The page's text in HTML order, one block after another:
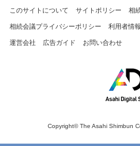
このサイトについて サイトポリシー 相
相続会議プライバシーポリシー 利用者情
運営会社 広告ガイド お問い合わせ
Copyright© The Asahi Shimbun